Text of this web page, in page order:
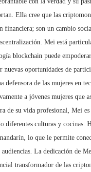
Ella cree que las
financiera; son un cambio
Mei está
blockchain puede
nuevas oportunidades de
defensora de las mujeres en
a jóvenes mujeres que
de su vida profesional, Mei
diferentes culturas y cocinas.
lo que le permite
audiencias. La dedicación de
transformador de las